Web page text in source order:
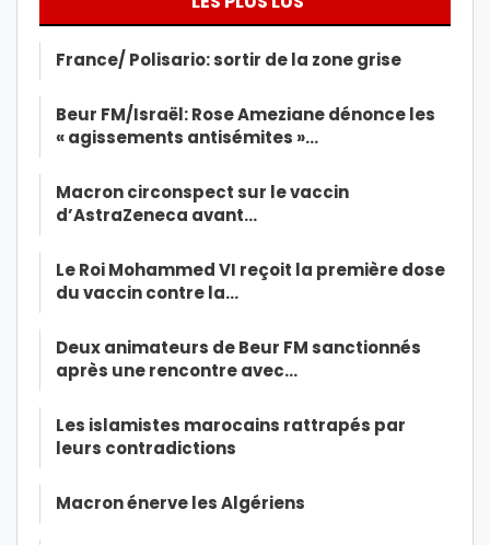
France/ Polisario: sortir de la zone grise
Beur FM/Israël: Rose Ameziane dénonce les
« agissements antisémites »…
Macron circonspect sur le vaccin
d’AstraZeneca avant…
Le Roi Mohammed VI reçoit la première dose
du vaccin contre la…
Deux animateurs de Beur FM sanctionnés
après une rencontre avec…
Les islamistes marocains rattrapés par
leurs contradictions
Macron énerve les Algériens